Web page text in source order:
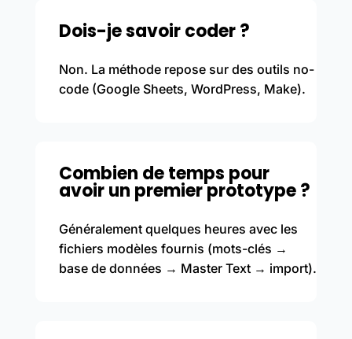
Dois-je savoir coder ?
Non. La méthode repose sur des outils no-
code (Google Sheets, WordPress, Make).
Combien de temps pour
avoir un premier prototype ?
Généralement quelques heures avec les
fichiers modèles fournis (mots-clés →
base de données → Master Text → import).